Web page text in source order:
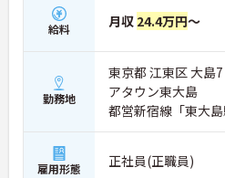
専門性を着実に深めていける環境が
す。
★おすすめPOINT★
＜個別ＯＪＴとチーム連携で着実に
・入職後はお一人おひとりの習熟度
のＯＪＴ研修を実施し、ｅラーニン
の機会も提供されます
・施設内には看護師が24時間常駐し
の対応や専門的な医療処置は看護師
給料 月収 24.4万円～
勤務地
東京都 江東区 大
アタウン東大島
都営新宿線「東大
雇用形態 正社員(正職員)